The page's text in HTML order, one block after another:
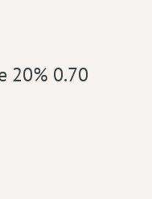
20% 0.70